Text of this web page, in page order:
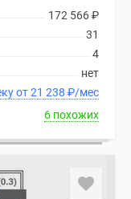
172 566₽
31
4
нет
В ипотеку от 21 238 ₽/мес
6 похожих